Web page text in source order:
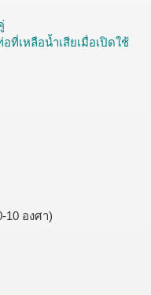
เหลือน้ำเสียเมื่อเปิดใช้
องศา)